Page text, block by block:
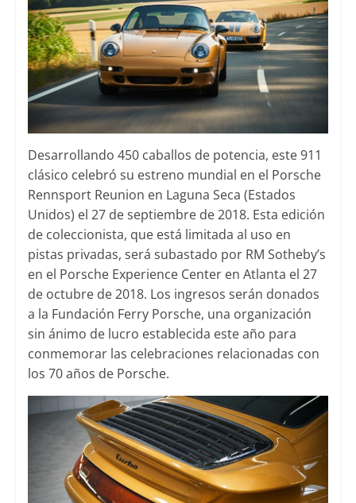
Desarrollando 450 caballos de potencia, este 911
clásico celebró su estreno mundial en el Porsche
Rennsport Reunion en Laguna Seca (Estados
Unidos) el 27 de septiembre de 2018. Esta edición
de coleccionista, que está limitada al uso en
pistas privadas, será subastado por RM Sotheby’s
en el Porsche Experience Center en Atlanta el 27
de octubre de 2018. Los ingresos serán donados
a la Fundación Ferry Porsche, una organización
sin ánimo de lucro establecida este año para
conmemorar las celebraciones relacionadas con
los 70 años de Porsche.